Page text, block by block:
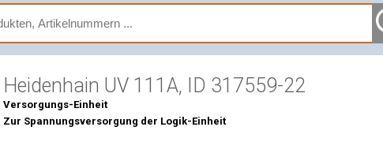
Heidenhain UV 111A, ID 317559-22
Versorgungs-Einheit
Zur Spannungsversorgung der Logik-Einheit